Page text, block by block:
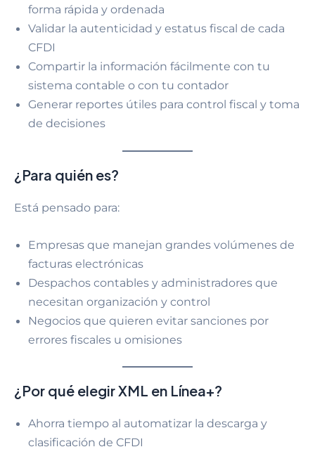
forma rápida y ordenada
Validar la autenticidad y estatus fiscal de cada
CFDI
Compartir la información fácilmente con tu
sistema contable o con tu contador
Generar reportes útiles para control fiscal y toma
de decisiones
¿Para quién es?
Está pensado para:
Empresas que manejan grandes volúmenes de
facturas electrónicas
Despachos contables y administradores que
necesitan organización y control
Negocios que quieren evitar sanciones por
errores fiscales u omisiones
¿Por qué elegir XML en Línea+?
Ahorra tiempo al automatizar la descarga y
clasificación de CFDI